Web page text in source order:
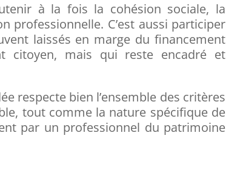
à la fois la cohésion sociale, la
professionnelle. C’est aussi participer
laissés en marge du financement
citoyen, mais qui reste encadré et
respecte bien l’ensemble des critères
tout comme la nature spécifique de
par un professionnel du patrimoine